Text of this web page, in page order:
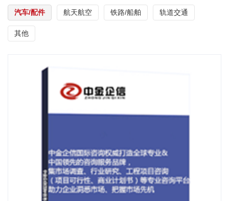
汽车/配件 航天航空 铁路/船舶 轨道交通
其他